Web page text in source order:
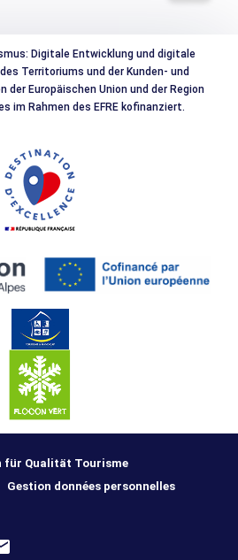
Digitale Entwicklung und digitale
Territoriums und der Kunden- und
der Europäischen Union und der Region
im Rahmen des EFRE kofinanziert.
für Qualität Tourisme
Gestion données personnelles